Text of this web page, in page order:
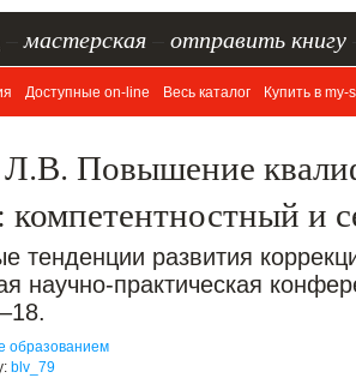
мастерская отправить книгу
Доступные on-line Весь каталог Купить в my-
Л.В. Повышение
компетентностный и
тенденции развития
научно-практическая
образованием
blv_79